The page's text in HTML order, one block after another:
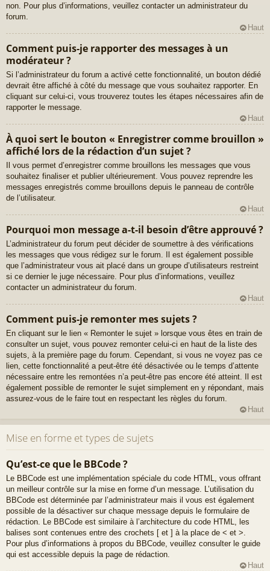
non. Pour plus d’informations, veuillez contacter un administrateur du
forum.
Haut
Comment puis-je rapporter des messages à un
modérateur ?
Si l’administrateur du forum a activé cette fonctionnalité, un bouton dédié
devrait être affiché à côté du message que vous souhaitez rapporter. En
cliquant sur celui-ci, vous trouverez toutes les étapes nécessaires afin de
rapporter le message.
Haut
À quoi sert le bouton « Enregistrer comme brouillon »
affiché lors de la rédaction d’un sujet ?
Il vous permet d’enregistrer comme brouillons les messages que vous
souhaitez finaliser et publier ultérieurement. Vous pouvez reprendre les
messages enregistrés comme brouillons depuis le panneau de contrôle
de l’utilisateur.
Haut
Pourquoi mon message a-t-il besoin d’être approuvé ?
L’administrateur du forum peut décider de soumettre à des vérifications
les messages que vous rédigez sur le forum. Il est également possible
que l’administrateur vous ait placé dans un groupe d’utilisateurs restreint
si ce dernier le juge nécessaire. Pour plus d’informations, veuillez
contacter un administrateur du forum.
Haut
Comment puis-je remonter mes sujets ?
En cliquant sur le lien « Remonter le sujet » lorsque vous êtes en train de
consulter un sujet, vous pouvez remonter celui-ci en haut de la liste des
sujets, à la première page du forum. Cependant, si vous ne voyez pas ce
lien, cette fonctionnalité a peut-être été désactivée ou le temps d’attente
nécessaire entre les remontées n’a peut-être pas encore été atteint. Il est
également possible de remonter le sujet simplement en y répondant, mais
assurez-vous de le faire tout en respectant les règles du forum.
Haut
Mise en forme et types de sujets
Qu’est-ce que le BBCode ?
Le BBCode est une implémentation spéciale du code HTML, vous offrant
un meilleur contrôle sur la mise en forme d’un message. L’utilisation du
BBCode est déterminée par l’administrateur mais il vous est également
possible de la désactiver sur chaque message depuis le formulaire de
rédaction. Le BBCode est similaire à l’architecture du code HTML, les
balises sont contenues entre des crochets [ et ] à la place de < et >.
Pour plus d’informations à propos du BBCode, veuillez consulter le guide
qui est accessible depuis la page de rédaction.
Haut